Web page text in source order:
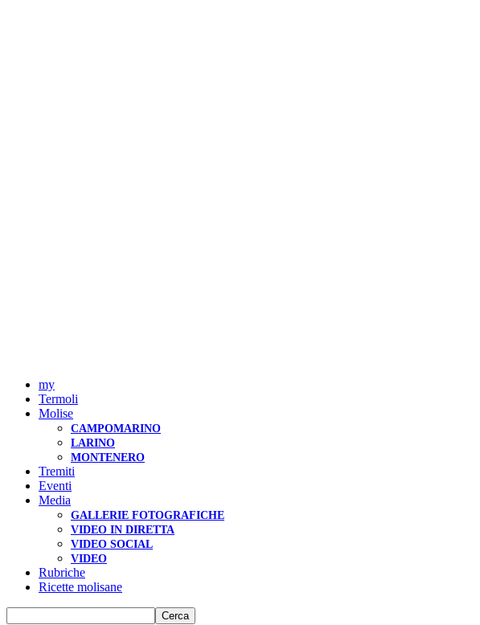
my
Termoli
Molise
CAMPOMARINO
LARINO
MONTENERO
Tremiti
Eventi
Media
GALLERIE FOTOGRAFICHE
VIDEO IN DIRETTA
VIDEO SOCIAL
VIDEO
Rubriche
Ricette molisane